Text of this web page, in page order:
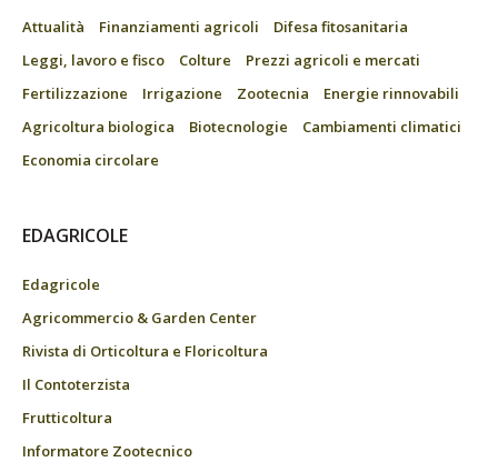
Attualità Finanziamenti agricoli
Difesa fitosanitaria
Leggi, lavoro e fisco
Colture
Prezzi agricoli e mercati
Fertilizzazione
Irrigazione Zootecnia
Energie rinnovabili
Agricoltura biologica
Biotecnologie
Cambiamenti climatici
Economia circolare
EDAGRICOLE
Edagricole
Agricommercio & Garden Center
Rivista di Orticoltura e Floricoltura
Il Contoterzista
Frutticoltura
Informatore Zootecnico